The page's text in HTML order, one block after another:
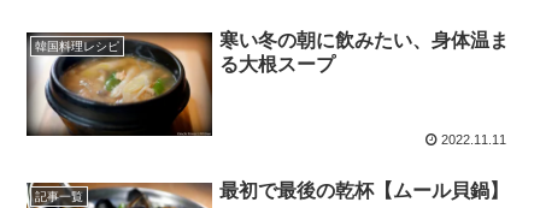
韓国料理レシピ
寒い冬の朝に飲みたい、身体温ま
る大根スープ
2022.11.11
記事一覧 最初で最後の乾杯【ムール貝鍋】